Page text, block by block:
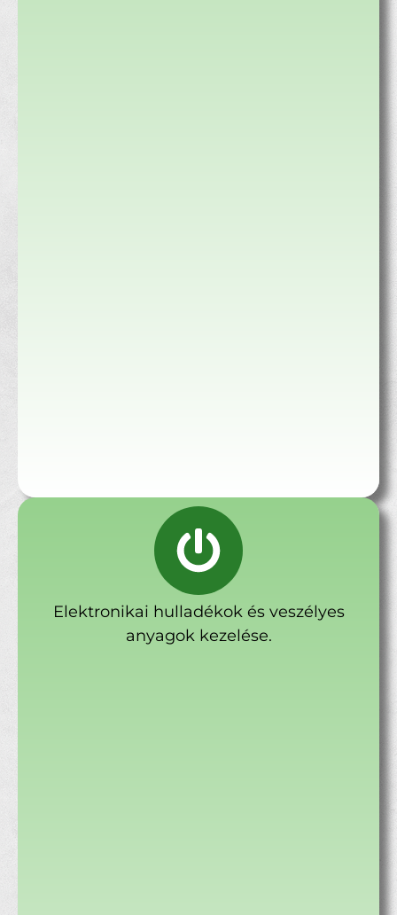
Elektronikai hulladékok és veszélyes
anyagok kezelése.